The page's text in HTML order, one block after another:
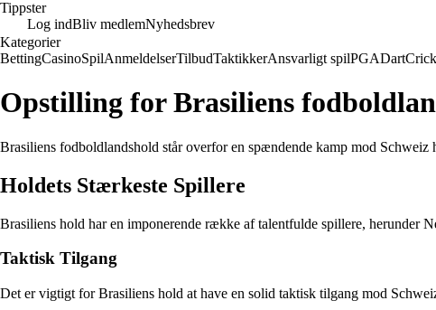
Tippster
Log indBliv medlemNyhedsbrev
Kategorier
BettingCasinoSpilAnmeldelserTilbudTaktikkerAnsvarligt spilPGADart
Opstilling for Brasiliens
Brasiliens fodboldlandshold står overfor en spændende kamp mod
Holdets Stærkeste Spillere
Brasiliens hold har en imponerende række af talentfulde spillere, herunder
Taktisk Tilgang
Det er vigtigt for Brasiliens hold at have en solid taktisk tilgang mod